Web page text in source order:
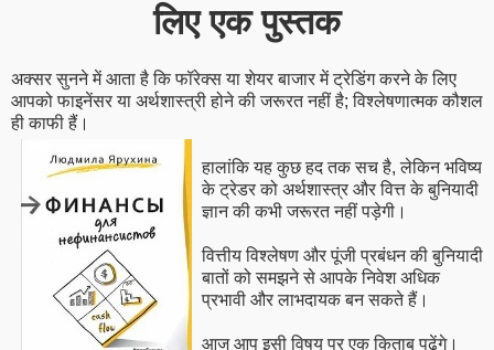
लिए एक पुस्तक
अक्सर सुनने में आता है कि फॉरेक्स या शेयर बाजार में ट्रेडिंग करने के लिए
आपको फाइनेंसर या अर्थशास्त्री होने की जरूरत नहीं है; विश्लेषणात्मक कौशल
ही काफी हैं।
हालांकि यह कुछ हद तक सच है, लेकिन भविष्य
के ट्रेडर को अर्थशास्त्र और वित्त के बुनियादी
ज्ञान की कभी जरूरत नहीं पड़ेगी।
वित्तीय विश्लेषण और पूंजी प्रबंधन की बुनियादी
बातों को समझने से आपके निवेश अधिक
प्रभावी और लाभदायक बन सकते हैं।
आज आप इसी विषय पर एक किताब पढ़ेंगे।